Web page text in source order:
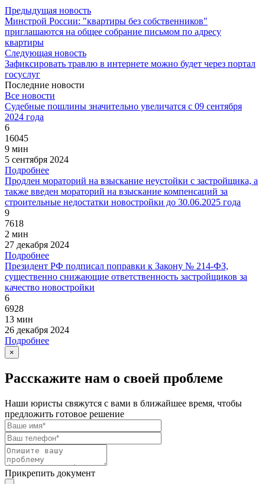
Предыдущая новость
Минстрой России: "квартиры без собственников"
приглашаются на общее собрание письмом по адресу
квартиры
Следующая новость
Зафиксировать травлю в интернете можно будет через портал
госуслуг
Последние новости
Все новости
Судебные пошлины значительно увеличатся с 09 сентября
2024 года
6
16045
9 мин
5 сентября 2024
Подробнее
Продлен мораторий на взыскание неустойки с застройщика, а
также введен мораторий на взыскание компенсаций за
строительные недостатки новостройки до 30.06.2025 года
9
7618
2 мин
27 декабря 2024
Подробнее
Президент РФ подписал поправки к Закону № 214-ФЗ,
существенно снижающие ответственность застройщиков за
качество новостройки
6
6928
13 мин
26 декабря 2024
Подробнее
×
Расскажите нам о своей проблеме
Наши юристы свяжутся с вами в ближайшее время, чтобы
предложить готовое решение
Прикрепить документ